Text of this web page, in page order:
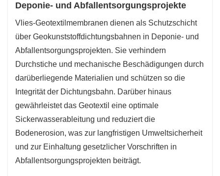
Deponie- und Abfallentsorgungsprojekte
Vlies-Geotextilmembranen dienen als Schutzschicht
über Geokunststoffdichtungsbahnen in Deponie- und
Abfallentsorgungsprojekten. Sie verhindern
Durchstiche und mechanische Beschädigungen durch
darüberliegende Materialien und schützen so die
Integrität der Dichtungsbahn. Darüber hinaus
gewährleistet das Geotextil eine optimale
Sickerwasserableitung und reduziert die
Bodenerosion, was zur langfristigen Umweltsicherheit
und zur Einhaltung gesetzlicher Vorschriften in
Abfallentsorgungsprojekten beiträgt.